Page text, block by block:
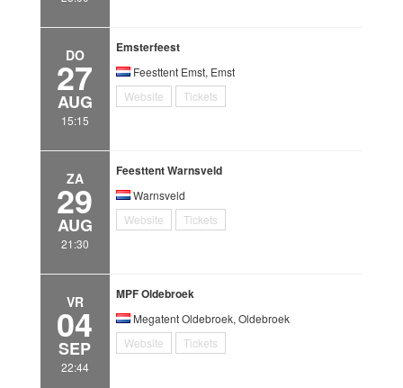
DO
27
AUG
15:15
Emsterfeest
Feesttent Emst, Emst
Website
Tickets
ZA
29
AUG
21:30
Feesttent Warnsveld
Warnsveld
Website
Tickets
VR
04
SEP
22:44
MPF Oldebroek
Megatent Oldebroek, Oldebroek
Website
Tickets